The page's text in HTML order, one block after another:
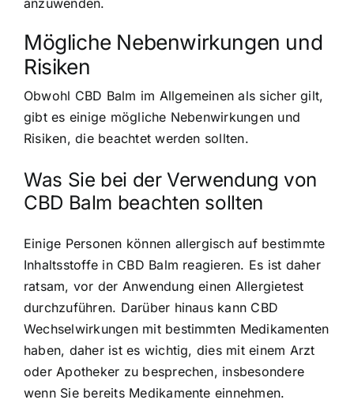
Mögliche Nebenwirkungen und
Risiken
Obwohl CBD Balm im Allgemeinen als sicher gilt,
gibt es einige mögliche Nebenwirkungen und
Risiken, die beachtet werden sollten.
Was Sie bei der Verwendung von
CBD Balm beachten sollten
Einige Personen können allergisch auf bestimmte
Inhaltsstoffe in CBD Balm reagieren. Es ist daher
ratsam, vor der Anwendung einen Allergietest
durchzuführen. Darüber hinaus kann CBD
Wechselwirkungen mit bestimmten Medikamenten
haben, daher ist es wichtig, dies mit einem Arzt
oder Apotheker zu besprechen, insbesondere
wenn Sie bereits Medikamente einnehmen.